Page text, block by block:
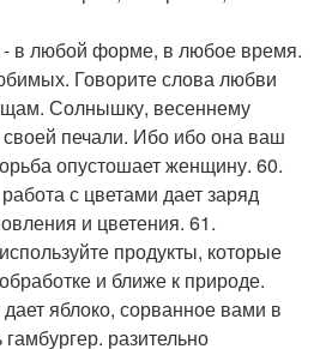
в любой форме, в любое время.
Говорите слова любви
Солнышку, весеннему
печали. Ибо ибо она ваш
опустошает женщину. 60.
с цветами дает заряд
и цветения. 61.
продукты, которые
и ближе к природе.
яблоко, сорванное вами в
разительно